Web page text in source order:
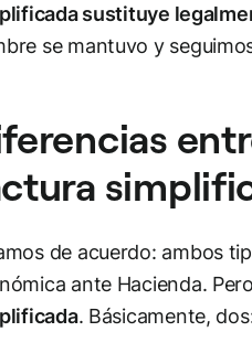
sustituye
se mantuvo y
de acuerdo: ambos
ante Hacienda.
. Básicamente,